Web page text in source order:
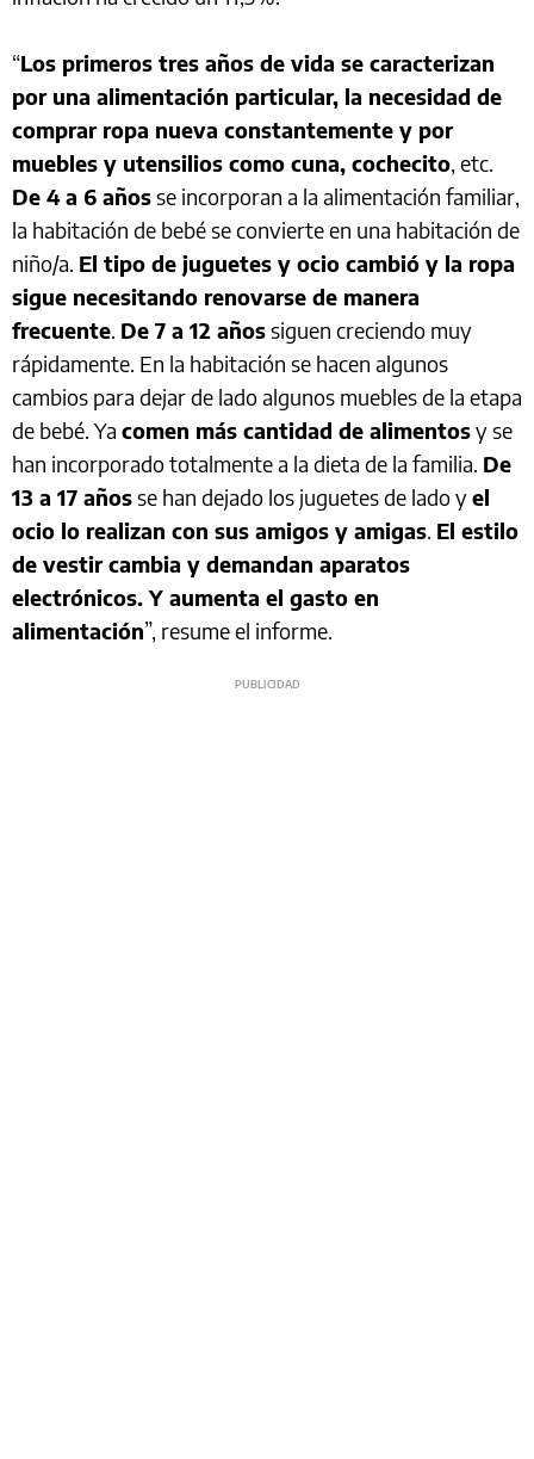
“Los primeros tres años de vida se caracterizan
por una alimentación particular, la necesidad de
comprar ropa nueva constantemente y por
muebles y utensilios como cuna, cochecito, etc.
De 4 a 6 añosse incorporan a la alimentación familiar,
la habitación de bebé se convierte en una habitación de
niño/a. El tipo de juguetes y ocio cambió y la ropa
sigue necesitando renovarse de manera
frecuente. De 7 a 12 añossiguen creciendo muy
rápidamente. En la habitación se hacen algunos
cambios para dejar de lado algunos muebles de la etapa
de bebé. Ya comen más cantidad de alimentosy se
han incorporado totalmente a la dieta de la familia. De
13 a 17 añosse han dejado los juguetes de lado yel
ocio lo realizan con sus amigos y amigas. El estilo
de vestir cambia y demandan aparatos
electrónicos. Y aumenta el gasto en
alimentación”, resume el informe.